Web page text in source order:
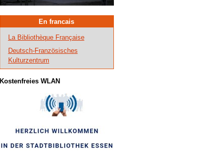
En francais
La Bibliothèque Française
Deutsch-Französisches
Kulturzentrum
Kostenfreies WLAN